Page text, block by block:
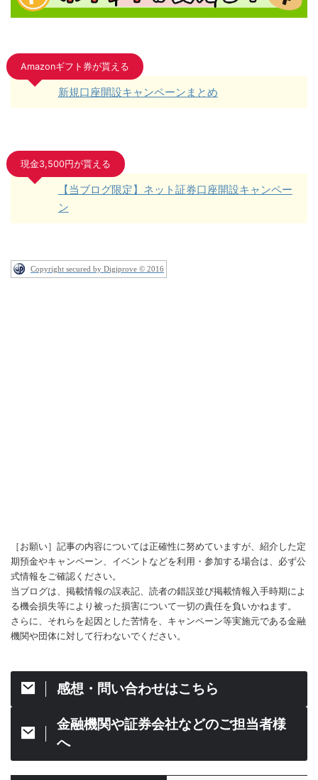
Amazonギフト券が貰える
新規口座開設キャンペーンまとめ
現金3,500円が貰える
【当ブログ限定】ネット証券口座開設キャンペー
ン
Copyright secured by Digiprove © 2016
［お願い］記事の内容については正確性に努めていますが、紹介した定
期預金やキャンペーン、イベントなどを利用・参加する場合は、必ず公
式情報をご確認ください。
当ブログは、掲載情報の誤表記、読者の錯誤並び掲載情報入手時期によ
る機会損失等により被った損害について一切の責任を負いかねます。
さらに、それらを起因とした苦情を、キャンペーン等実施元である金融
機関や団体に対して行わないでください。
感想・問い合わせはこちら
金融機関や証券会社などのご担当者様
へ